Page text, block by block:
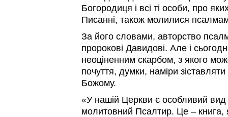
Богородиця і всі ті особи, про
Писанні, також молилися
За його словами, авторство
пророкові Давидові. Але і
неоціненним скарбом, з якого
почуття, думки, наміри
Божому.
«У нашій Церкви є особливий
молитовний Псалтир. Це – книга,